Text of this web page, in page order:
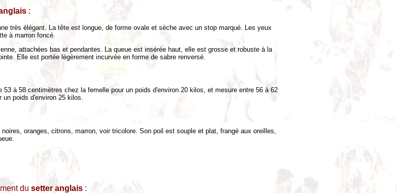
:
très élégant. La tête est longue, de forme ovale et sèche avec un stop marqué. Les yeux
à marron foncé.
attachées bas et pendantes. La queue est insérée haut, elle est grosse et robuste à la
Elle est portée légèrement incurvée en forme de sabre renversé.
53 à 58 centimètres chez la femelle pour un poids d'environ 20 kilos, et mesure entre 56 à 62
poids d'environ 25 kilos.
oranges, citrons, marron, voir tricolore. Son poil est souple et plat, frangé aux oreilles,
du setter anglais :